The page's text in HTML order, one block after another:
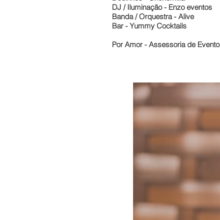
DJ / Iluminação - Enzo eventos
Banda / Orquestra - Alive
Bar - Yummy Cocktails
Por Amor - Assessoria de